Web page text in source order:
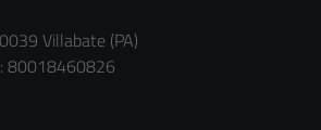
Villabate (PA)
80018460826
essere
disabilitati.